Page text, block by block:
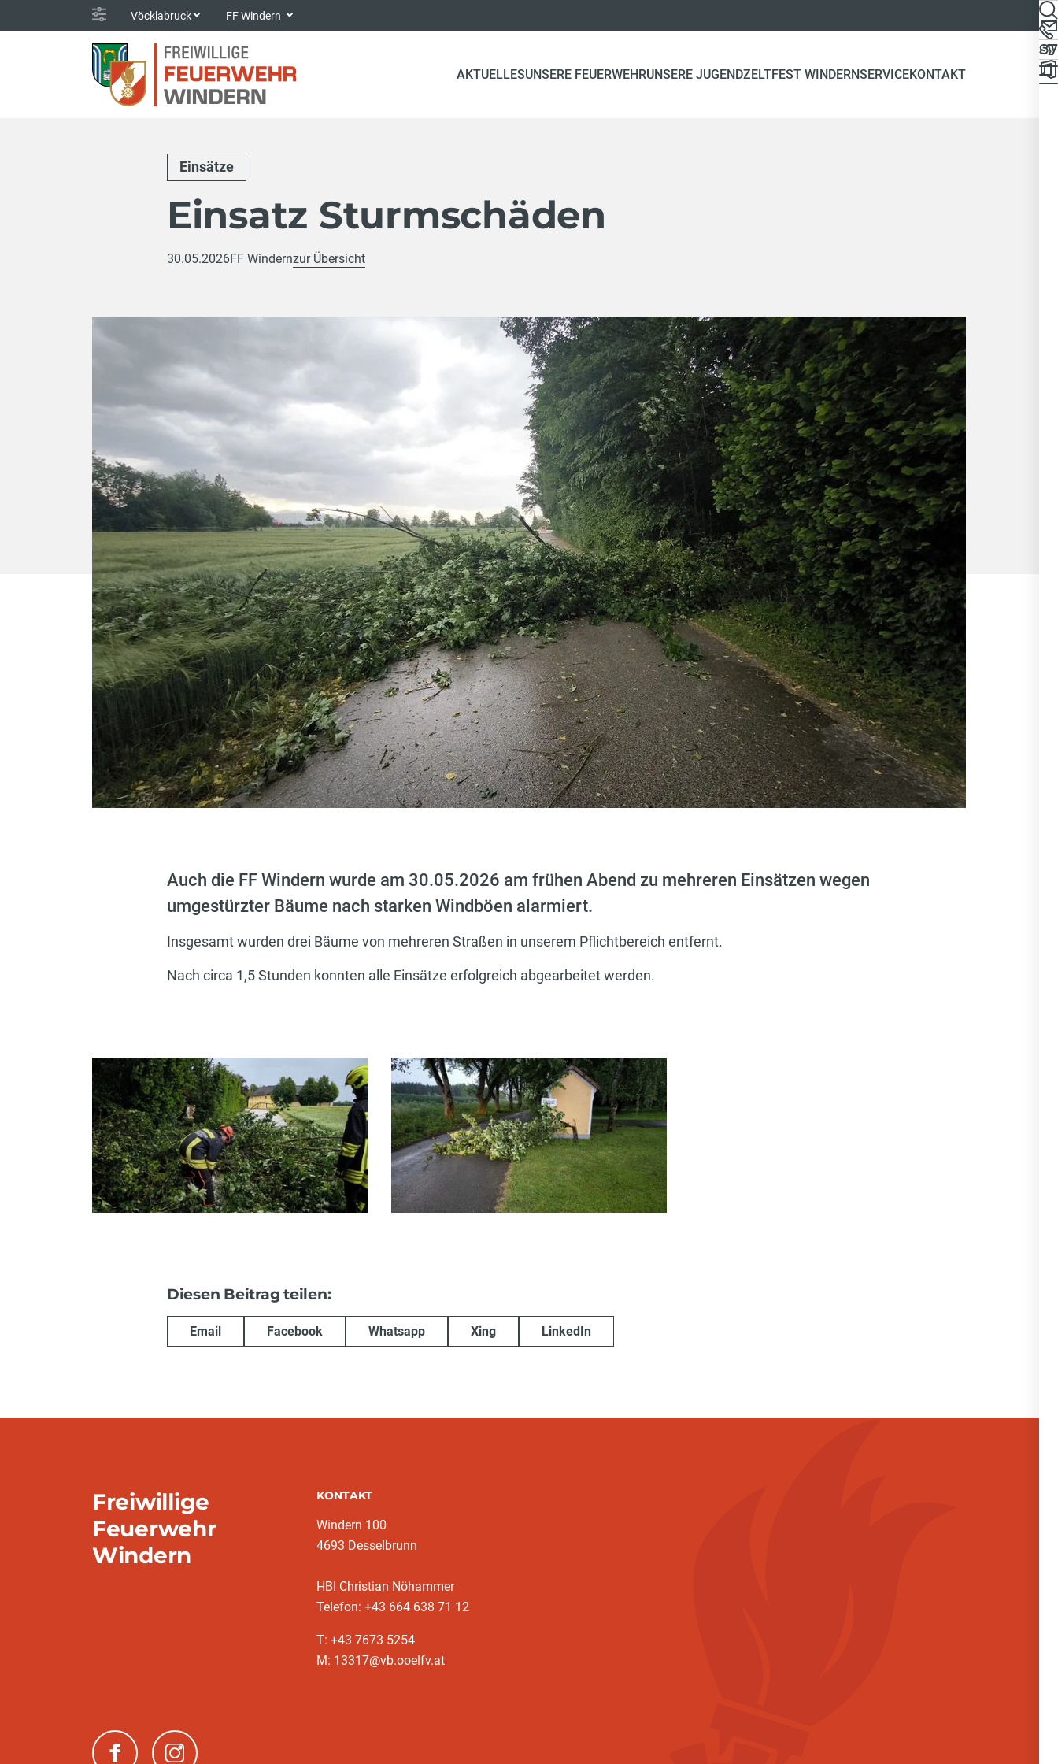
Vöcklabruck FF Windern
AKTUELLESUNSERE FEUERWEHRUNSERE JUGENDZELTFEST WINDERNSERVICEKONTAKT
Einsätze
Einsatz Sturmschäden
30.05.2026FF Windernzur Übersicht
Auch die FF Windern wurde am 30.05.2026 am frühen Abend zu mehreren Einsätzen wegen
umgestürzter Bäume nach starken Windböen alarmiert.
Insgesamt wurden drei Bäume von mehreren Straßen in unserem Pflichtbereich entfernt.
Nach circa 1,5 Stunden konnten alle Einsätze erfolgreich abgearbeitet werden.
Diesen Beitrag teilen:
Email Facebook Whatsapp Xing LinkedIn
Freiwillige
Feuerwehr
Windern
KONTAKT
Windern 100
4693 Desselbrunn
HBI Christian Nöhammer
Telefon: +43 664 638 71 12
T: +43 7673 5254
M: 13317@vb.ooelfv.at